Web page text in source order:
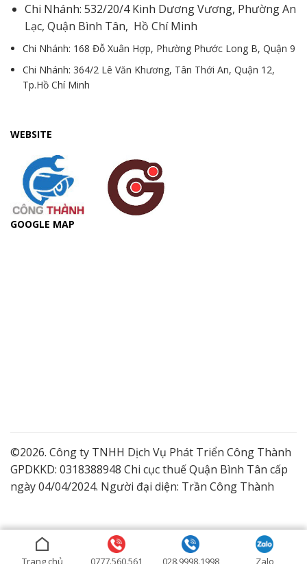
Chi Nhánh: 532/20/4 Kinh Dương Vương, Phường An
Lạc, Quận Bình Tân, Hồ Chí Minh
Chi Nhánh: 168 Đỗ Xuân Hợp, Phường Phước Long B, Quận 9
Chi Nhánh: 364/2 Lê Văn Khương, Tân Thới An, Quận 12,
Tp.Hồ Chí Minh
WEBSITE
GOOGLE MAP
©2026. Công ty TNHH Dịch Vụ Phát Triển Công Thành
GPDKKD: 0318388948 Chi cục thuế Quận Bình Tân cấp
ngày 04/04/2024. Người đại diện: Trần Công Thành
Lắp Camera Quận 9 Giá Tốt
Dịch vụ lắp đặt camera trọn gói
Lắp đặt camera ở Bình Dương
Trang chủ 0777.560.561 028.9998.1998 Zalo